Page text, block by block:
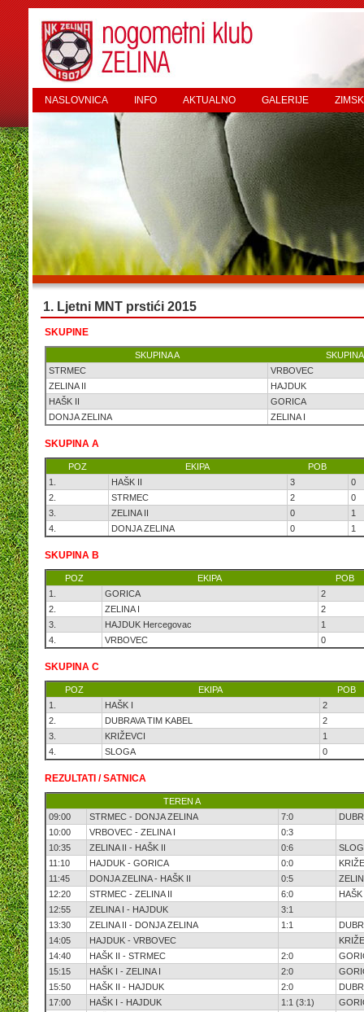
NASLOVNICA INFO AKTUALNO GALERIJE
1. Ljetni MNT prstići 2015
SKUPINE
SKUPINA A
STRMEC
VRBOVEC
ZELINA II
HAJDUK
HAŠK II
GORICA
DONJA ZELINA
ZELINA I
SKUPINA A
POZ EKIPA
POB
1.
HAŠK II 3
0
2.
STRMEC 2
0
3.
ZELINA II 0
1
4.
DONJA ZELINA 0 1
SKUPINA B
POZ EKIPA
POB
1.
GORICA
2
2.
ZELINA I
2
3.
HAJDUK Hercegovac
1
4.
VRBOVEC 0
SKUPINA C
POZ EKIPA
POB
1.
HAŠK I
2
2.
DUBRAVA TIM KABEL
2
3.
KRIŽEVCI
1
4.
SLOGA 0
REZULTATI / SATNICA
TEREN A
09:00
STRMEC - DONJA ZELINA 7:0
10:00
VRBOVEC - ZELINA I
0:3
10:35
ZELINA II - HAŠK II 0:6
11:10
HAJDUK - GORICA 0:0
11:45
DONJA ZELINA - HAŠK II 0:5
12:20
STRMEC - ZELINA II 6:0
12:55
ZELINA I - HAJDUK
3:1
13:30
ZELINA II - DONJA ZELINA 1:1
14:05
HAJDUK - VRBOVEC
14:40
HAŠK II - STRMEC 2:0
15:15
HAŠK I - ZELINA I 2:0
15:50
HAŠK II - HAJDUK 2:0
17:00
HAŠK I - HAJDUK 1:1 (3:1)